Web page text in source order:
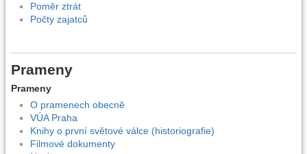
Poměr ztrát
Počty zajatců
Prameny
Prameny
O pramenech obecně
VÚA Praha
Knihy o první světové válce (historiografie)
Filmové dokumenty